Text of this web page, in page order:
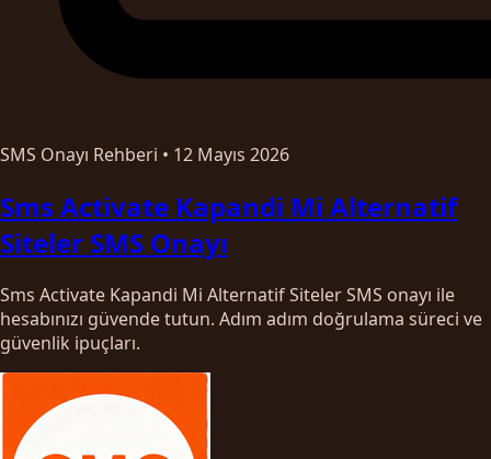
SMS Onayı Rehberi • 12 Mayıs 2026
Sms Activate Kapandi Mi Alternatif
Siteler SMS Onayı
Sms Activate Kapandi Mi Alternatif Siteler SMS onayı ile
hesabınızı güvende tutun. Adım adım doğrulama süreci ve
güvenlik ipuçları.